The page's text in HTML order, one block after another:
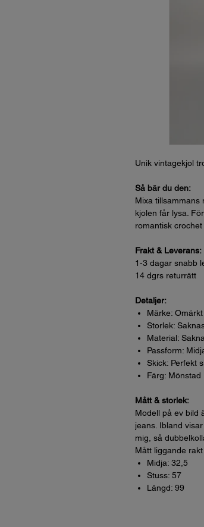
Unik vintagekjol
Så bär du den:
Mixa
kjolen får lysa.
romantisk
Frakt & Leverans:
1-3 dagar snabb
14 dgrs returrätt
Detaljer:
Märke: Omärkt
Storlek:
Material:
Passform:
Skick: Perfekt
Färg: Mönstad
Mått & storlek:
Modell på ev bild
jeans. Ibland
mig, så
Mått liggande
Midja: 32,5
Stuss: 57
Längd: 99